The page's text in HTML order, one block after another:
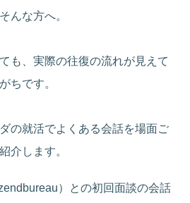
んな方へ。
も、実際の往復の流れが見えて
ちです。
の就活でよくある会話を場面ご
介します。
）との初回面談の会話